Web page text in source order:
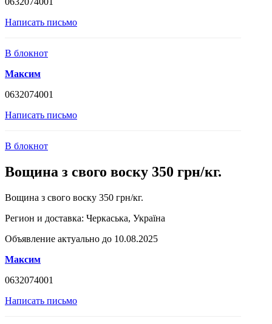
Написать письмо
В блокнот
Максим
0632074001
Написать письмо
В блокнот
Вощина з свого воску 350 грн/кг.
Вощина з свого воску 350 грн/кг.
Регион и доставка: Черкаська, Україна
Объявление актуально до 10.08.2025
Максим
0632074001
Написать письмо